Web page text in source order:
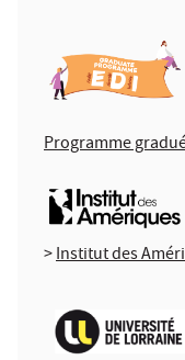
Programme
>Institut des